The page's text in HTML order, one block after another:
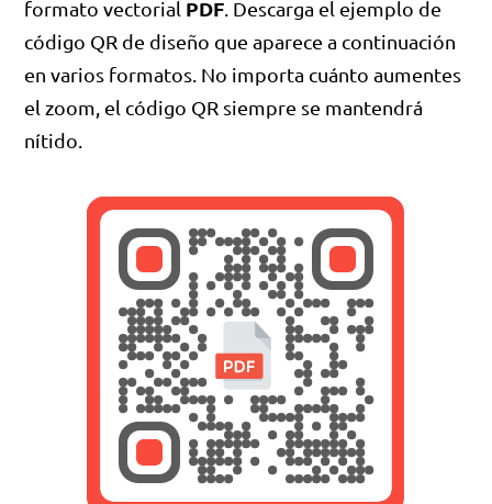
formato vectorial PDF . Descarga el ejemplo de
código QR de diseño que aparece a continuación
en varios formatos. No importa cuánto aumentes
el zoom, el código QR siempre se mantendrá
nítido.